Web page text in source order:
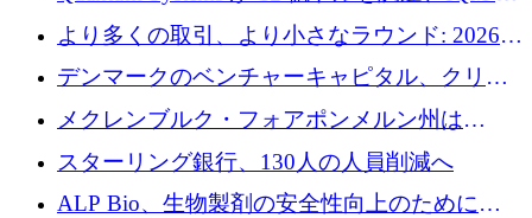
ースト戦略を採用
米国の主要取引所で初の欧州量子企業とな
る、6 月に欧州のスタートアップ資金調達
より多くの取引、より小さなラウンド: 2026
年 6 月に欧州のスタートアップ資金調達
デンマークのベンチャーキャピタル、クリメ
ンタム・キャピタルが気候変動対策ハードウ
ェア投資として初回クローズで6,000万ユーロ
を確保
メクレンブルク・フォアポンメルン州は
Nextcloud を州全体に展開し、オープンソース
戦略を拡大
スターリング銀行、130人の人員削減へ
ALP Bio、生物製剤の安全性向上のために